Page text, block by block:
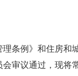
条例》和住房和
审议通过，现将